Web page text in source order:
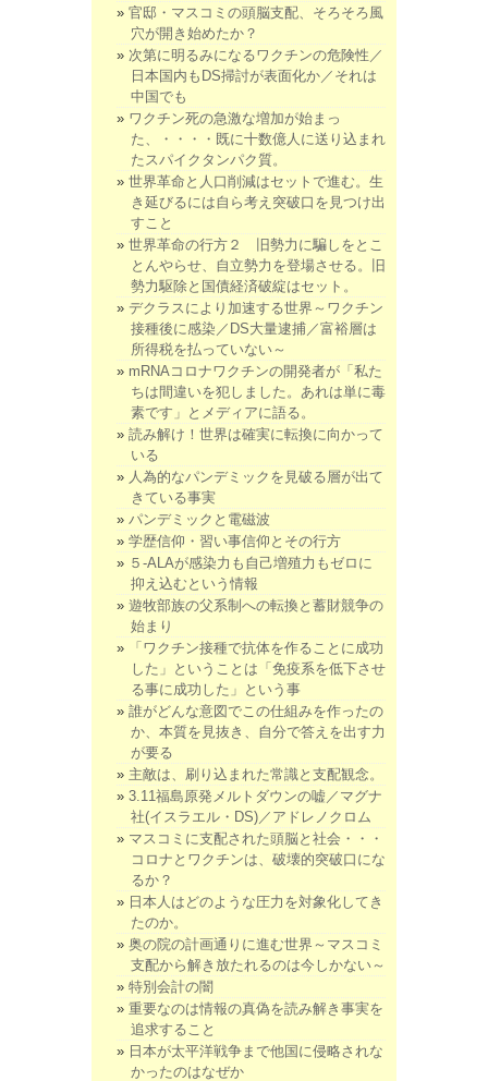
官邸・マスコミの頭脳支配、そろそろ風
穴が開き始めたか？
次第に明るみになるワクチンの危険性／
日本国内もDS掃討が表面化か／それは
中国でも
ワクチン死の急激な増加が始まっ
た、・・・・既に十数億人に送り込まれ
たスパイクタンパク質。
世界革命と人口削減はセットで進む。生
き延びるには自ら考え突破口を見つけ出
すこと
世界革命の行方２ 旧勢力に騙しをとこ
とんやらせ、自立勢力を登場させる。旧
勢力駆除と国債経済破綻はセット。
デクラスにより加速する世界～ワクチン
接種後に感染／DS大量逮捕／富裕層は
所得税を払っていない～
mRNAコロナワクチンの開発者が「私た
ちは間違いを犯しました。あれは単に毒
素です」とメディアに語る。
読み解け！世界は確実に転換に向かって
いる
人為的なパンデミックを見破る層が出て
きている事実
パンデミックと電磁波
学歴信仰・習い事信仰とその行方
５-ALAが感染力も自己増殖力もゼロに
抑え込むという情報
遊牧部族の父系制への転換と蓄財競争の
始まり
「ワクチン接種で抗体を作ることに成功
した」ということは「免疫系を低下させ
る事に成功した」という事
誰がどんな意図でこの仕組みを作ったの
か、本質を見抜き、自分で答えを出す力
が要る
主敵は、刷り込まれた常識と支配観念。
3.11福島原発メルトダウンの嘘／マグナ
社(イスラエル・DS)／アドレノクロム
マスコミに支配された頭脳と社会・・・
コロナとワクチンは、破壊的突破口にな
るか？
日本人はどのような圧力を対象化してき
たのか。
奥の院の計画通りに進む世界～マスコミ
支配から解き放たれるのは今しかない～
特別会計の闇
重要なのは情報の真偽を読み解き事実を
追求すること
日本が太平洋戦争まで他国に侵略されな
かったのはなぜか